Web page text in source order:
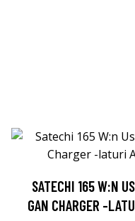
SATECHI 165 W:N
GAN CHARGER -